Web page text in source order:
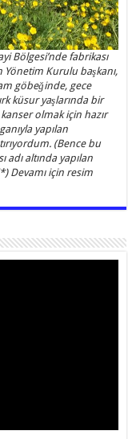
Bölgesi’nde fabrikası
Yönetim Kurulu başkanı,
göbeğinde, gece
küsur yaşlarında bir
olmak için hazır
yapılan
(Bence bu
adı altında yapılan
Devamı için resim